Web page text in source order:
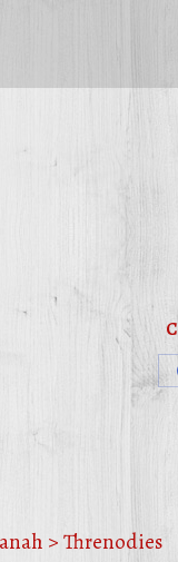
> Threnodies